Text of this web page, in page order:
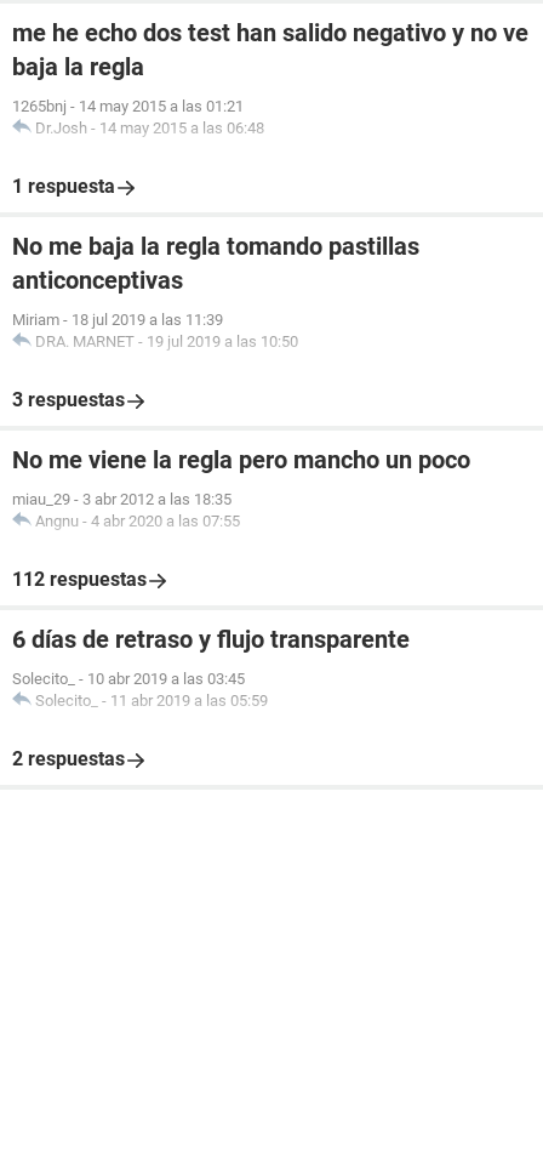
me he echo dos test han salido negativo y no ve
baja la regla
1265bnj - 14 may 2015 a las 01:21
Dr.Josh - 14 may 2015 a las 06:48
1 respuesta
No me baja la regla tomando pastillas
anticonceptivas
Miriam - 18 jul 2019 a las 11:39
DRA. MARNET - 19 jul 2019 a las 10:50
3 respuestas
No me viene la regla pero mancho un poco
miau_29 - 3 abr 2012 a las 18:35
Angnu - 4 abr 2020 a las 07:55
112 respuestas
6 días de retraso y flujo transparente
Solecito_ - 10 abr 2019 a las 03:45
Solecito_ - 11 abr 2019 a las 05:59
2 respuestas